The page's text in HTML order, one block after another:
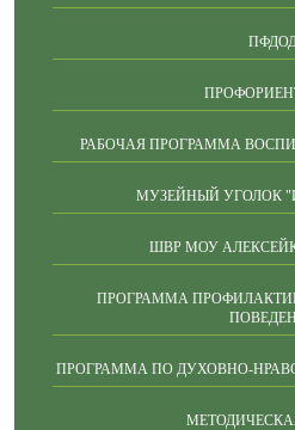
РАБОЧАЯ ПРОГРАММА
МУЗЕЙНЫЙ УГОЛОК
ШВР МОУ
ПРОГРАММА
ПРОГРАММА ПО ДУХОВНО-